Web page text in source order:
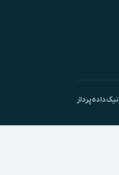
نیک‌داده‌پرداز